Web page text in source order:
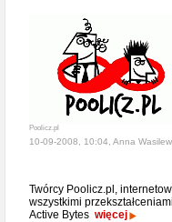
Poolicz.pl
10-09-2008, 10:04, Anna
Twórcy Poolicz.pl,
wszystkimi
Active Bytes więcej